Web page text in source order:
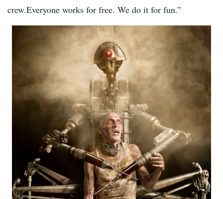
crew.Everyone works for free. We do it for fun.”